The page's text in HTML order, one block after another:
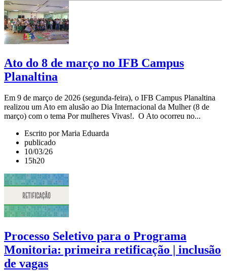
Ato do 8 de março no IFB Campus
Planaltina
Em 9 de março de 2026 (segunda-feira), o IFB Campus Planaltina
realizou um Ato em alusão ao Dia Internacional da Mulher (8 de
março) com o tema Por mulheres Vivas!. O Ato ocorreu no...
Escrito por Maria Eduarda
publicado
10/03/26
15h20
Processo Seletivo para o Programa
Monitoria: primeira retificação | inclusão
de vagas